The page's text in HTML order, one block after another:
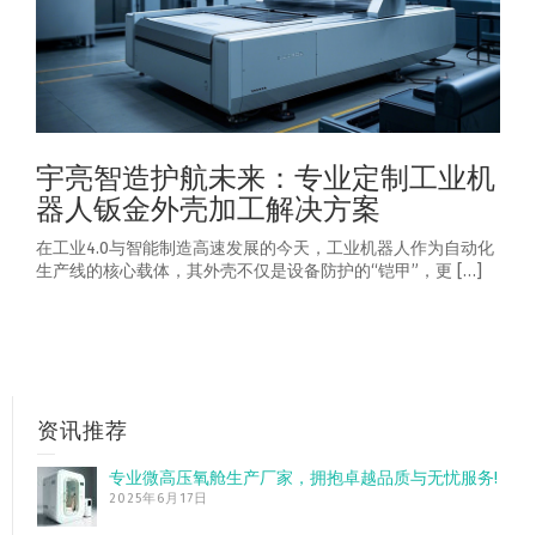
宇亮智造护航未来：专业定制工业机
器人钣金外壳加工解决方案
在工业4.0与智能制造高速发展的今天，工业机器人作为自动化
生产线的核心载体，其外壳不仅是设备防护的“铠甲”，更 […]
资讯推荐
专业微高压氧舱生产厂家，拥抱卓越品质与无忧服务!
2025年6月17日